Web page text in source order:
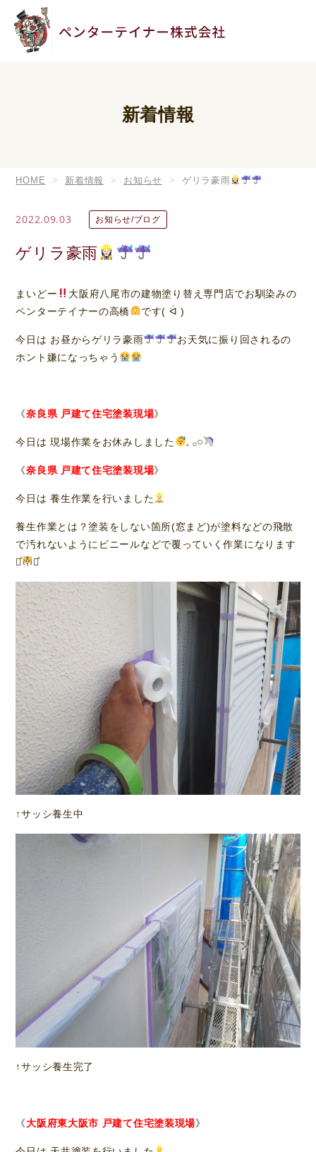
新着情報
HOME 新着情報 お知らせ ゲリラ豪雨
2022.09.03 お知らせ/ブログ
ゲリラ豪雨
まいどー
大阪府八尾市の建物塗り替え専門店でお馴染みの
ペンターテイナーの高橋
です( ᐛ )ゞ
今日は お昼からゲリラ豪雨
お天気に振り回されるの
ホント嫌になっちゃう
《奈良県 戸建て住宅塗装現場》
今日は 現場作業をお休みしました 𓈒 𓂂𓏸
《奈良県 戸建て住宅塗装現場》
今日は 養生作業を行いました
養生作業とは？塗装をしない箇所(窓まど)が塗料などの飛散
で汚れないようにビニールなどで覆っていく作業になります
⋆͛
⋆͛
↑サッシ養生中
↑サッシ養生完了
《大阪府東大阪市 戸建て住宅塗装現場》